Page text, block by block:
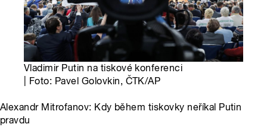
Vladimir Putin na tiskové konferenci
| Foto: Pavel Golovkin, ČTK/AP
Alexandr Mitrofanov: Kdy během tiskovky neříkal Putin
pravdu